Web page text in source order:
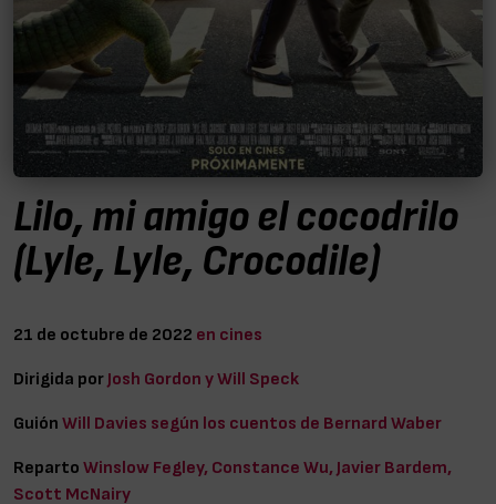
Lilo, mi amigo el cocodrilo
(Lyle, Lyle, Crocodile)
21 de octubre de 2022 en cines
Dirigida por Josh Gordon y Will Speck
Guión Will Davies según los cuentos de Bernard Waber
Reparto Winslow Fegley, Constance Wu, Javier Bardem,
Scott McNairy